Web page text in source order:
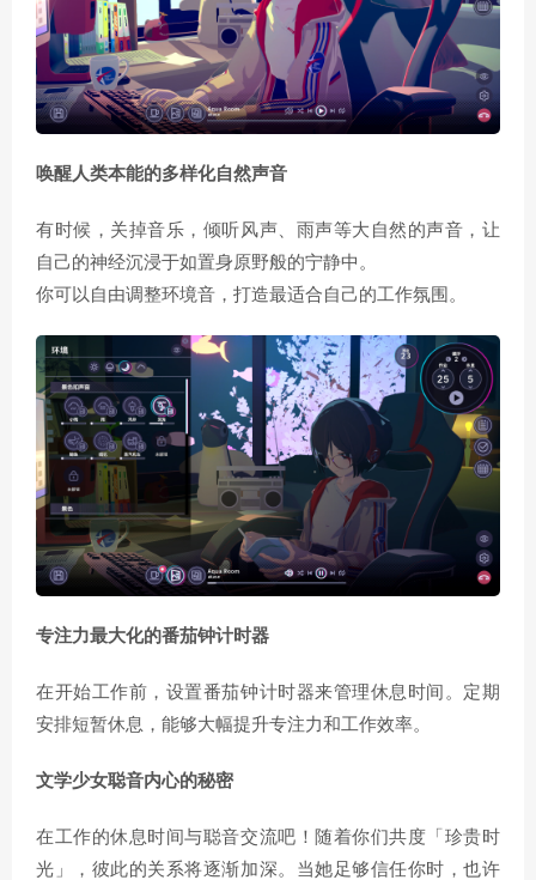
唤醒人类本能的多样化自然声音
有时候，关掉音乐，倾听风声、雨声等大自然的声音，让
自己的神经沉浸于如置身原野般的宁静中。
你可以自由调整环境音，打造最适合自己的工作氛围。
专注力最大化的番茄钟计时器
在开始工作前，设置番茄钟计时器来管理休息时间。定期
安排短暂休息，能够大幅提升专注力和工作效率。
文学少女聪音内心的秘密
在工作的休息时间与聪音交流吧！随着你们共度「珍贵时
光」，彼此的关系将逐渐加深。当她足够信任你时，也许